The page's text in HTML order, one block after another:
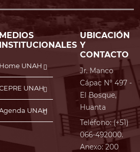
MEDIOS
INSTITUCIONALES
Home UNAH
UNAH
UNAH
UBICACIÓN
Y
CONTACTO
Jr. Manco
Cápac N° 497 -
El Bosque,
Huanta
Teléfono: (+51)
066-492000.
Anexo: 200